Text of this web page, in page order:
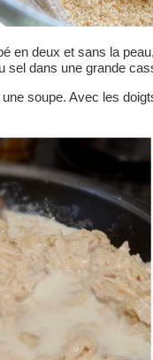
en deux et sans la
sel dans une grande
soupe. Avec les